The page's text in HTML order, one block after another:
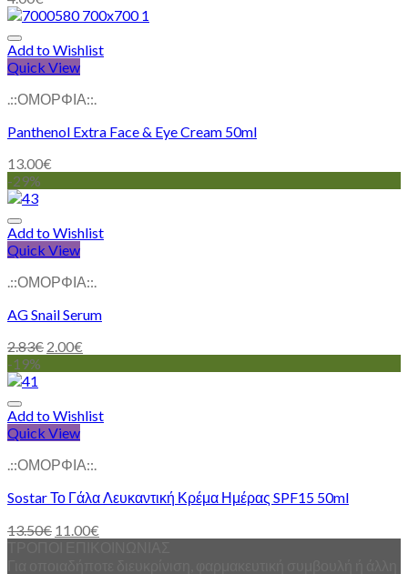
Add to Wishlist
Quick View
.::ΟΜΟΡΦΙΑ::.
Panthenol Extra Face & Eye Cream 50ml
13.00€
-29%
Add to Wishlist
Quick View
.::ΟΜΟΡΦΙΑ::.
AG Snail Serum
2.83€ 2.00€
-19%
Add to Wishlist
Quick View
.::ΟΜΟΡΦΙΑ::.
Sostar Το Γάλα Λευκαντική Κρέμα Ημέρας SPF15 50ml
13.50€ 11.00€